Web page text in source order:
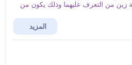
زين من التعرف عليهما وذلك يكون من
المزيد